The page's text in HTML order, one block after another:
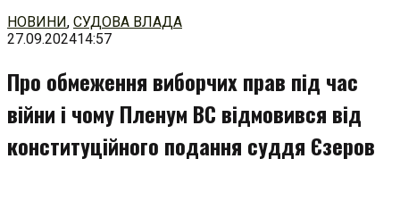
Перейти
до
НОВИНИ, СУДОВА ВЛАДА
27.09.202414:57
Про обмеження виборчих прав під час
війни і чому Пленум ВС відмовився від
конституційного подання суддя Єзеров